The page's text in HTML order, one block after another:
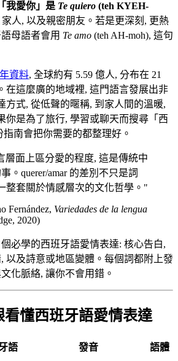
我愛你」是 Te quiero (teh KYEH-
人, 以及親密朋友。若是更深刻, 更熱
母語者會用 Te amo (teh AH-moh), 這句
資料, 全球約有 5.59 億人, 分布在 21
在這麼廣的地域裡, 這門語言發展出非
方式, 從低聲的暱稱, 到家人間的溫暖,
你是為了旅行, 學習或聊天而搜尋「西
南會把你需要的都整理好。
層面上區分愛的程度, 這是傳統中
。querer/amar 的差別不只是詞
整套關於情感層次的文化哲學。"
Fernández, Variedades de la lengua
2020)
必學的西班牙語愛情表達: 核心告白,
以及詩意或地區變體。每個詞都附上發
化脈絡, 讓你不會用錯。
懂西班牙語愛情表達
語 發音
語體